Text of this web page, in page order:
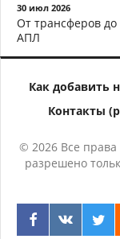
30 июл 2026
От трансферов до
АПЛ
Как добавить
Контакты
© 2026 Все
разрешено